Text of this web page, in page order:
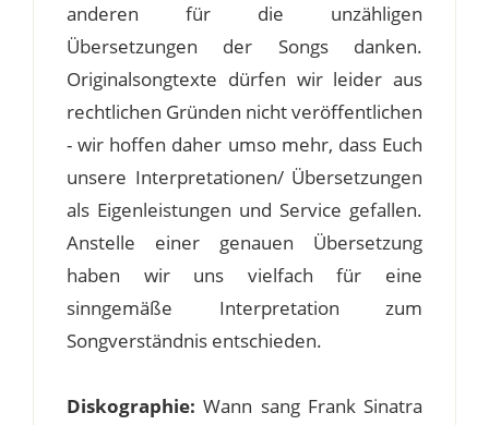
anderen für die unzähligen
Übersetzungen der Songs danken.
Originalsongtexte dürfen wir leider aus
rechtlichen Gründen nicht veröffentlichen
- wir hoffen daher umso mehr, dass Euch
unsere Interpretationen/ Übersetzungen
als Eigenleistungen und Service gefallen.
Anstelle einer genauen Übersetzung
haben wir uns vielfach für eine
sinngemäße Interpretation zum
Songverständnis entschieden.
Diskographie: Wann sang Frank Sinatra